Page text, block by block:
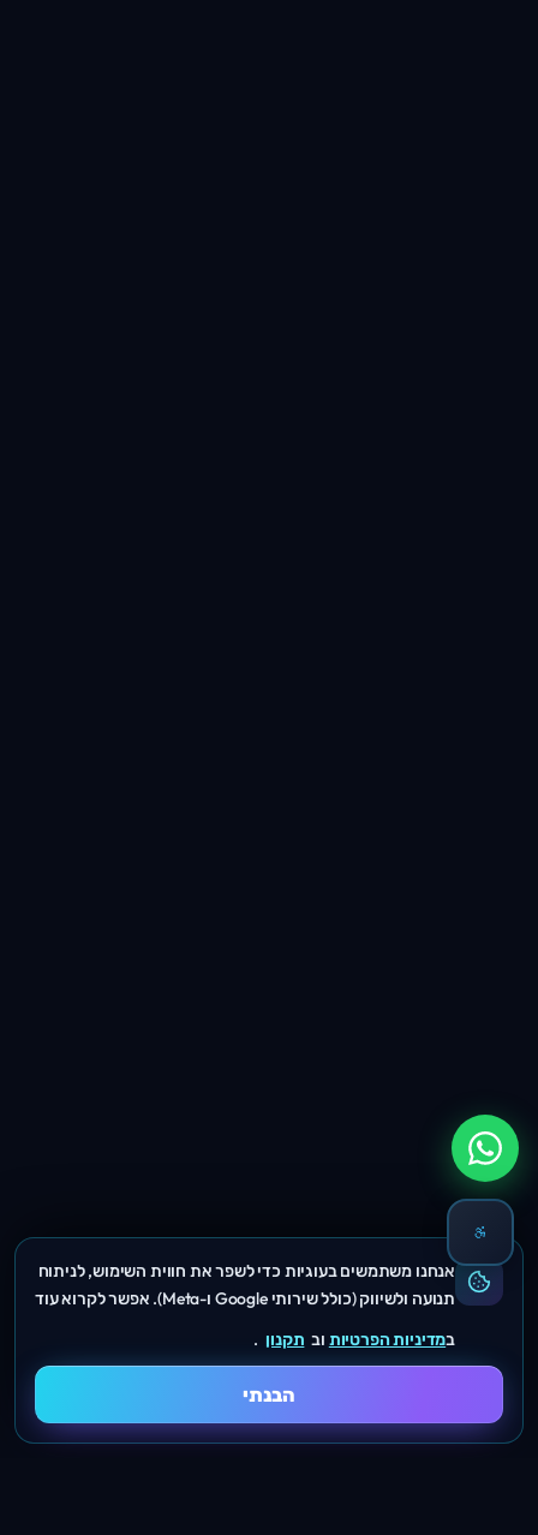
אנחנו משתמשים בעוגיות כדי לשפר את חווית השימוש, לניתוח
תנועה ולשיווק (כולל שירותי Google ו-Meta). אפשר לקרוא עוד
במדיניות הפרטיות וב תקנון .
הבנתי